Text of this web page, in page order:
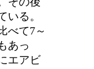
いる。
べて7～
あっ
エアビ